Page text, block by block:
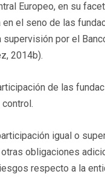
Europeo, en su
el seno de las
por el
2014b).
de las
igual o
obligaciones
respecto a la